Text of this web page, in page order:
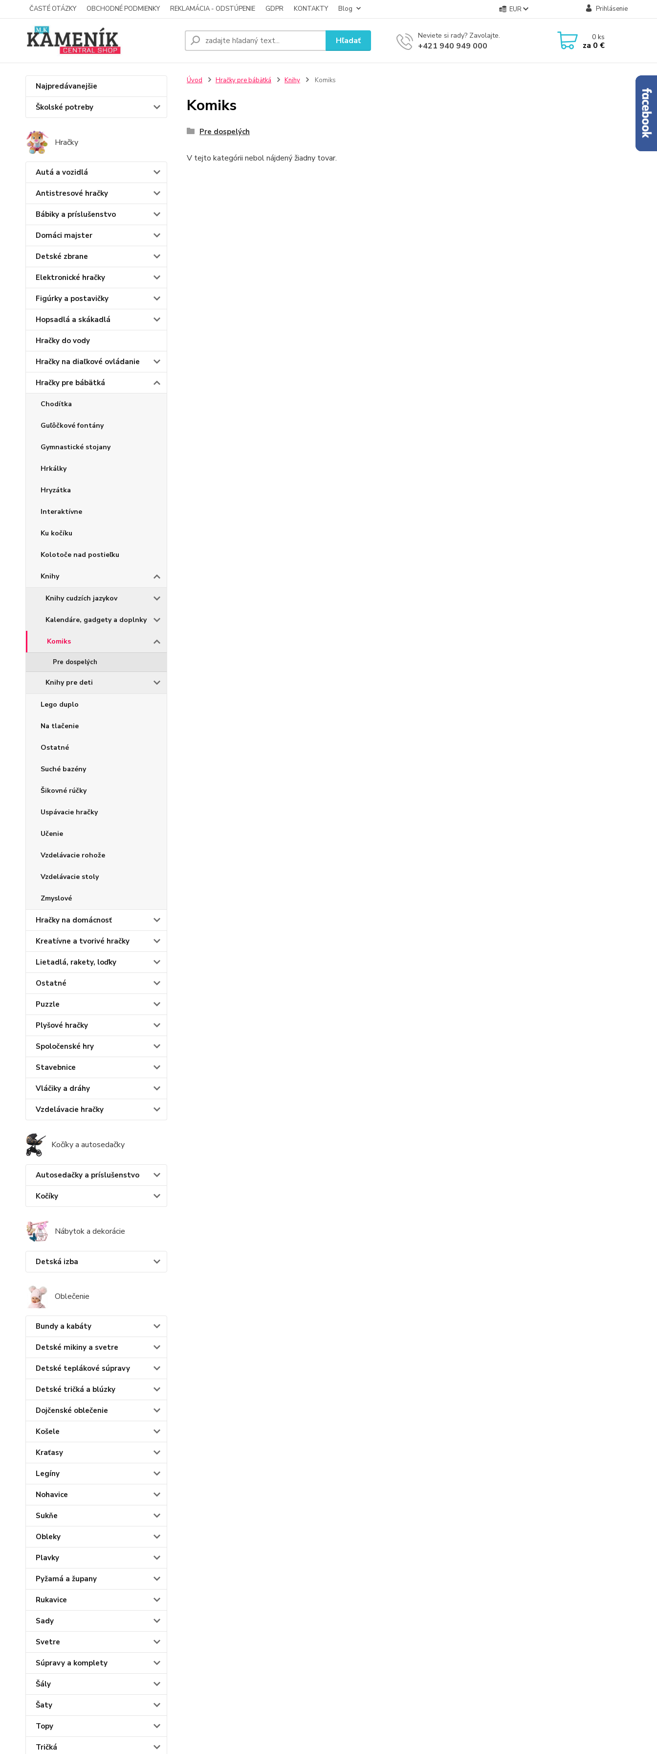
ČASTÉ OTÁZKY OBCHODNÉ PODMIENKY REKLAMÁCIA - ODSTÚPENIE GDPR KONTAKTY Blog EUR Prihlásenie
Hľadať Neviete si rady? Zavolajte.
+421 940 949 000
0ks
za 0 €
Najpredávanejšie
Školské potreby
Hračky
Autá a vozidlá
Antistresové hračky
Bábiky a príslušenstvo
Domáci majster
Detské zbrane
Elektronické hračky
Figúrky a postavičky
Hopsadlá a skákadlá
Hračky do vody
Hračky na diaľkové ovládanie
Hračky pre bábätká
Chodítka
Guľôčkové fontány
Gymnastické stojany
Hrkálky
Hryzátka
Interaktívne
Ku kočíku
Kolotoče nad postieľku
Knihy
Knihy cudzích jazykov
Kalendáre, gadgety a doplnky
Komiks
Pre dospelých
Knihy pre deti
Lego duplo
Na tlačenie
Ostatné
Suché bazény
Šikovné rúčky
Uspávacie hračky
Učenie
Vzdelávacie rohože
Vzdelávacie stoly
Zmyslové
Hračky na domácnosť
Kreatívne a tvorivé hračky
Lietadlá, rakety, loďky
Ostatné
Puzzle
Plyšové hračky
Spoločenské hry
Stavebnice
Vláčiky a dráhy
Vzdelávacie hračky
Kočíky a autosedačky
Autosedačky a príslušenstvo
Kočíky
Nábytok a dekorácie
Detská izba
Oblečenie
Bundy a kabáty
Detské mikiny a svetre
Detské teplákové súpravy
Detské tričká a blúzky
Dojčenské oblečenie
Košele
Kraťasy
Legíny
Nohavice
Sukňe
Obleky
Plavky
Pyžamá a župany
Rukavice
Sady
Svetre
Súpravy a komplety
Šály
Šaty
Topy
Tričká
Úvod Hračky pre bábätká Knihy Komiks
Komiks
Pre dospelých
V tejto kategórii nebol nájdený žiadny tovar.